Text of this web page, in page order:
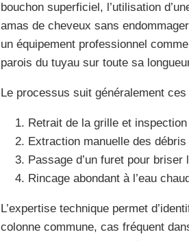
bouchon superficiel, l’utilisation
amas de cheveux sans
un équipement professionnel
parois du tuyau sur toute sa
Le processus suit généralement
Retrait de la grille et
Extraction manuelle des
Passage d’un furet pour briser
Rincage abondant à l’eau
L’expertise technique permet
colonne commune, cas fréquent